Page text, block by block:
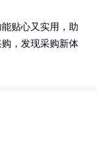
贴心又实用，助
，发现采购新体